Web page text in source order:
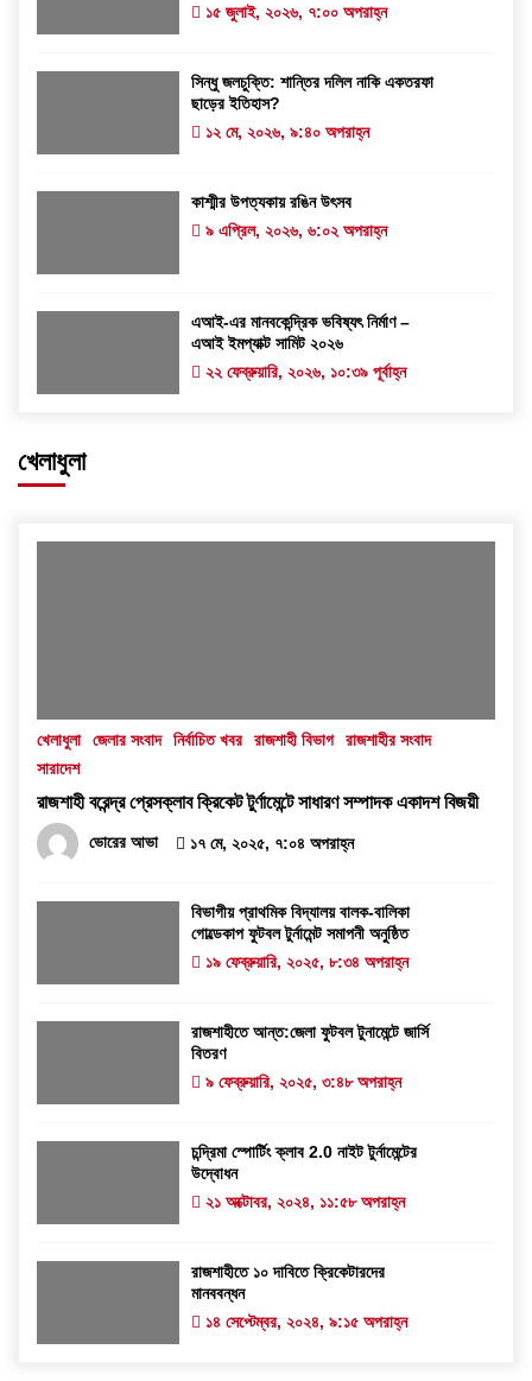
১৫ জুলাই, ২০২৬, ৭:০০ অপরাহ্ন
সিন্ধু জলচুক্তি: শান্তির দলিল নাকি একতরফা
ছাড়ের ইতিহাস?
১২ মে, ২০২৬, ৯:৪০ অপরাহ্ন
কাশ্মীর উপত্যকায় রঙিন উৎসব
৯ এপ্রিল, ২০২৬, ৬:০২ অপরাহ্ন
এআই-এর মানবকেন্দ্রিক ভবিষ্যৎ নির্মাণ –
এআই ইমপ্যাক্ট সামিট ২০২৬
২২ ফেব্রুয়ারি, ২০২৬, ১০:৩৯ পূর্বাহ্ন
খেলাধুলা
খেলাধুলা জেলার সংবাদ নির্বাচিত খবর রাজশাহী বিভাগ
রাজশাহীর সংবাদ
সারাদেশ
রাজশাহী বরেন্দ্র প্রেসক্লাব ক্রিকেট টুর্ণামেন্টে সাধারণ সম্পাদক একাদশ বিজয়ী
ভোরের আভা ১৭ মে, ২০২৫, ৭:০৪ অপরাহ্ন
বিভাগীয় প্রাথমিক বিদ্যালয় বালক-বালিকা
গোল্ডেকাপ ফুটবল টুর্নামেন্ট সমাপনী অনুষ্ঠিত
১৯ ফেব্রুয়ারি, ২০২৫, ৮:৩৪ অপরাহ্ন
রাজশাহীতে আন্ত:জেলা ফুটবল টুনামেন্টে জার্সি
বিতরণ
৯ ফেব্রুয়ারি, ২০২৫, ৩:৪৮ অপরাহ্ন
চন্দ্রিমা স্পোর্টিং ক্লাব 2.0 নাইট টুর্নামেন্টের
উদ্বোধন
২১ অক্টোবর, ২০২৪, ১১:৫৮ অপরাহ্ন
রাজশাহীতে ১০ দাবিতে ক্রিকেটারদের
মানববন্ধন
১৪ সেপ্টেম্বর, ২০২৪, ৯:১৫ অপরাহ্ন